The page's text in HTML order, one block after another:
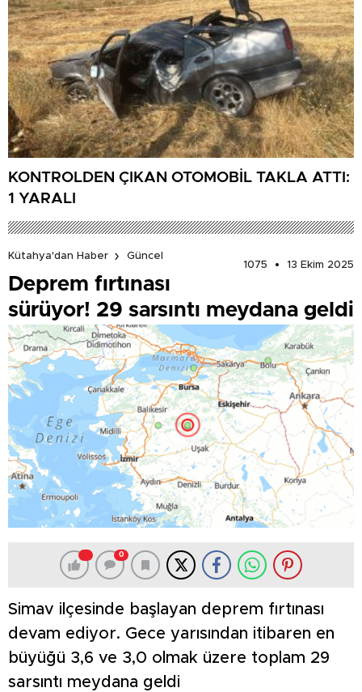
KONTROLDEN ÇIKAN OTOMOBİL TAKLA ATTI:
1 YARALI
Kütahya'dan Haber
Güncel
1075
13 Ekim 2025
Deprem fırtınası
sürüyor! 29 sarsıntı meydana geldi
0
Simav ilçesinde başlayan deprem fırtınası
devam ediyor. Gece yarısından itibaren en
büyüğü 3,6 ve 3,0 olmak üzere toplam 29
sarsıntı meydana geldi